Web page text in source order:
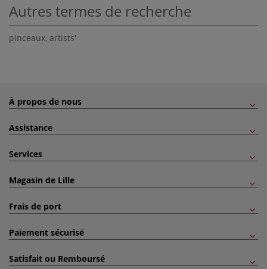
Autres termes de recherche
pinceaux, artists'
À propos de nous
Assistance
Services
Magasin de Lille
Frais de port
Paiement sécurisé
Satisfait ou Remboursé